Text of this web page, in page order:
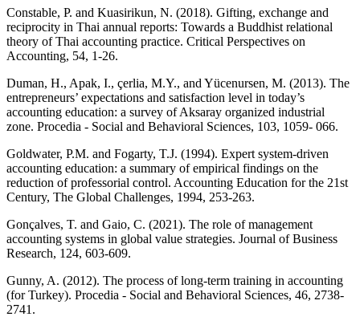
Constable, P. and Kuasirikun, N. (2018). Gifting, exchange and
reciprocity in Thai annual reports: Towards a Buddhist relational
theory of Thai accounting practice. Critical Perspectives on
Accounting, 54, 1-26.
Duman, H., Apak, I., çerlia, M.Y., and Yücenursen, M. (2013). The
entrepreneurs’ expectations and satisfaction level in today’s
accounting education: a survey of Aksaray organized industrial
zone. Procedia - Social and Behavioral Sciences, 103, 1059- 066.
Goldwater, P.M. and Fogarty, T.J. (1994). Expert system-driven
accounting education: a summary of empirical findings on the
reduction of professorial control. Accounting Education for the 21st
Century, The Global Challenges, 1994, 253-263.
Gonçalves, T. and Gaio, C. (2021). The role of management
accounting systems in global value strategies. Journal of Business
Research, 124, 603-609.
Gunny, A. (2012). The process of long-term training in accounting
(for Turkey). Procedia - Social and Behavioral Sciences, 46, 2738-
2741.